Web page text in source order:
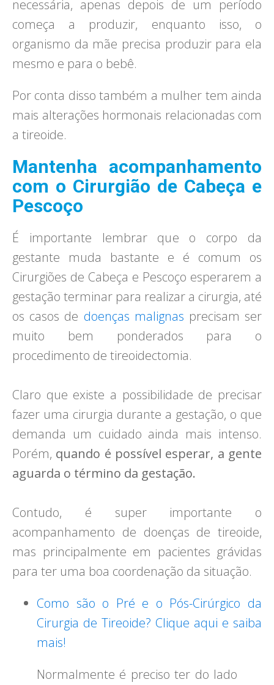
necessária, apenas depois de um período
começa a produzir, enquanto isso, o
organismo da mãe precisa produzir para ela
mesmo e para o bebê.
Por conta disso também a mulher tem ainda
mais alterações hormonais relacionadas com
a tireoide.
Mantenha acompanhamento
com o Cirurgião de Cabeça e
Pescoço
É importante lembrar que o corpo da
gestante muda bastante e é comum os
Cirurgiões de Cabeça e Pescoço esperarem a
gestação terminar para realizar a cirurgia, até
os casos de doenças malignas precisam ser
muito bem ponderados para o
procedimento de tireoidectomia.
Claro que existe a possibilidade de precisar
fazer uma cirurgia durante a gestação, o que
demanda um cuidado ainda mais intenso.
Porém, quando é possível esperar, a gente
aguarda o término da gestação.
Contudo, é super importante o
acompanhamento de doenças de tireoide,
mas principalmente em pacientes grávidas
para ter uma boa coordenação da situação.
Como são o Pré e o Pós-Cirúrgico da
Cirurgia de Tireoide? Clique aqui e saiba
mais!
Normalmente é preciso ter do lado